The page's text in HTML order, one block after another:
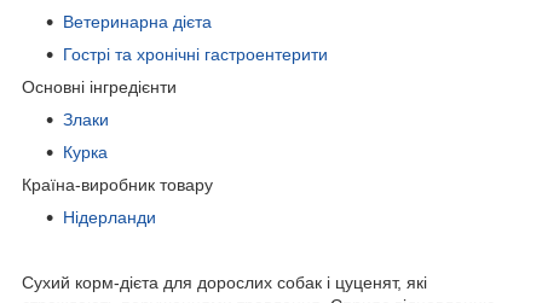
Ветеринарна дієта
Гострі та хронічні гастроентерити
Основні інгредієнти
Злаки
Курка
Країна-виробник товару
Нідерланди
Сухий корм-дієта для дорослих собак і цуценят, які